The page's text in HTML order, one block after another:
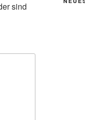
sind